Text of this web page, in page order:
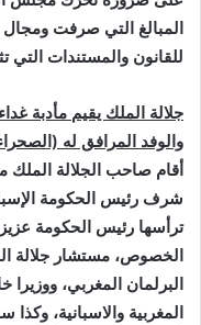
المبالغ التي صرفت
للقانون والمستندات
جلالة الملك يقيم مأدبة
والوفد المرافق له
أقام صاحب الجلالة الملك
شرف رئيس الحكومة
ترأسها رئيس الحكومة
الخصوص، مستشار جلالة
البرلمان المغربي،
المغربية والاسبانية،